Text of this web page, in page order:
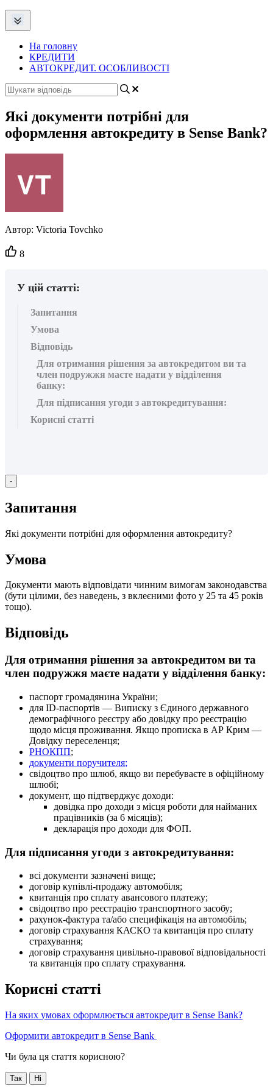
На головну
КРЕДИТИ
АВТОКРЕДИТ. ОСОБЛИВОСТІ
Які документи потрібні для
оформлення автокредиту в Sense Bank?
Автор: Victoria Tovchko
Кількість
вподобайок:
8
У цій статті:
Запитання
Умова
Відповідь
Для отримання рішення за автокредитом ви та
член подружжя маєте надати у відділення
банку:
Для підписання угоди з автокредитування:
Корисні статті
-
Запитання
Які документи потрібні для оформлення автокредиту?
Умова
Документи мають відповідати чинним вимогам законодавства
(бути цілими, без наведень, з вклеєними фото у 25 та 45 років
тощо).
Відповідь
Для отримання рішення за автокредитом ви та
член подружжя маєте надати у відділення банку:
паспорт громадянина України;
для ID-паспортів — Виписку з Єдиного державного
демографічного реєстру або довідку про реєстрацію
щодо місця проживання. Якщо прописка в АР Крим —
Довідку переселенця;
РНОКПП;
документи поручителя;
свідоцтво про шлюб, якщо ви перебуваєте в офіційному
шлюбі;
документ, що підтверджує доходи:
довідка про доходи з місця роботи для найманих
працівників (за 6 місяців);
декларація про доходи для ФОП.
Для підписання угоди з автокредитування:
всі документи зазначені вище;
договір купівлі-продажу автомобіля;
квитанція про сплату авансового платежу;
свідоцтво про реєстрацію транспортного засобу;
рахунок-фактура та/або специфікація на автомобіль;
договір страхування КАСКО та квитанція про сплату
страхування;
договір страхування цивільно-правової відповідальності
та квитанція про сплату страхування.
Корисні статті
На яких умовах оформлюється автокредит в Sense Bank?
Оформити автокредит в Sense Bank
Чи була ця стаття корисною?
Так Ні